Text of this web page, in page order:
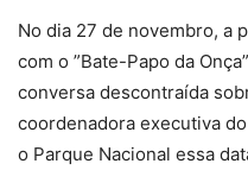
No dia 27 de novembro, a
com o ”Bate-Papo da
conversa descontraída
coordenadora executiva
o Parque Nacional essa